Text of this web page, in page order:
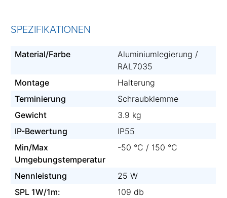
SPEZIFIKATIONEN
Material/Farbe
Aluminiumlegierung /
RAL7035
Montage
Halterung
Terminierung
Schraubklemme
Gewicht
3.9 kg
IP-Bewertung
IP55
Min/Max
Umgebungstemperatur
-50 °C / 150 °C
Nennleistung
25 W
SPL 1W/1m:
109 db